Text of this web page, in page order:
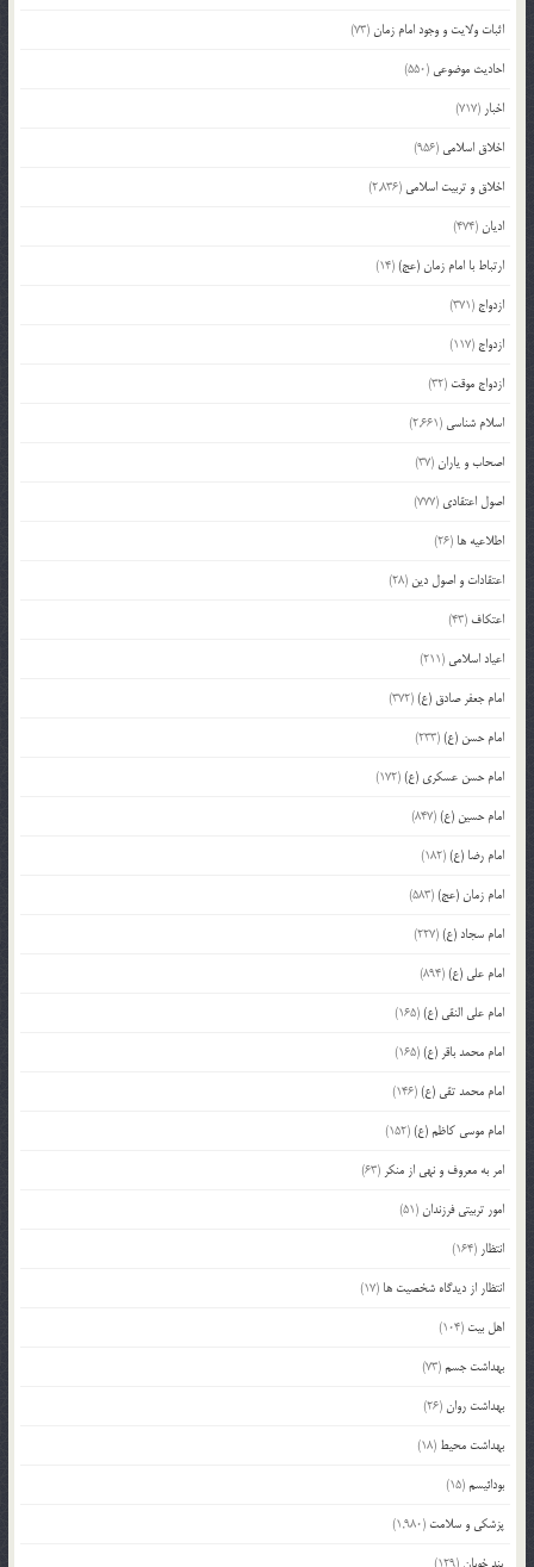
اثبات ولایت و وجود امام زمان(73)
احادیث موضوعی (550)
اخبار (717)
اخلاق اسلامی (956)
اخلاق و تربیت اسلامی (2,836)
ادیان(474)
ارتباط با امام زمان (عج)(14)
ازدواج (371)
ازدواج (117)
ازدواج موقت (32)
اسلام شناسی (2,661)
اصحاب و یاران(37)
اصول اعتقادی (777)
اطلاعیه ها (26)
اعتقادات و اصول دین (28)
اعتکاف (43)
اعیاد اسلامی (211)
امام جعفر صادق (ع)(372)
امام حسن (ع)(233)
امام حسن عسکری (ع)(172)
امام حسین (ع)(847)
امام رضا (ع)(182)
امام زمان (عج)(583)
امام سجاد (ع)(227)
امام علی (ع)(894)
امام علی النقی (ع)(165)
امام محمد باقر (ع)(165)
امام محمد تقی (ع)(146)
امام موسی کاظم (ع)(152)
امر به معروف و نهی از منکر (63)
امور تربیتی فرزندان(51)
انتظار (164)
انتظار از دیدگاه شخصیت ها (17)
اهل بیت (104)
بهداشت جسم(73)
بهداشت روان(26)
بهداشت محیط (18)
بودائیسم(15)
پزشکی و سلامت (1,980)